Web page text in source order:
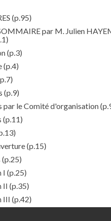
(p.95)
par M. Julien
(p.3)
(p.4)
(p.9)
par le Comité d'organisation
(p.11)
(p.15)
(p.25)
I (p.25)
II (p.35)
III (p.42)